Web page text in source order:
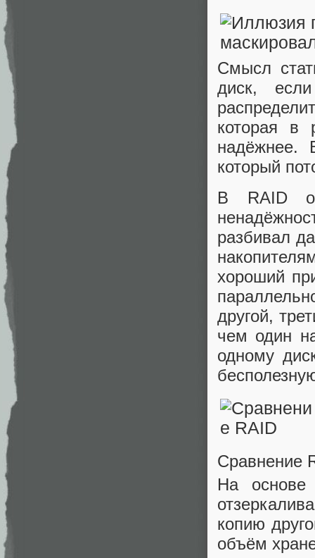
Смысл
диск,
которая в
надёжнее.
который
В RAID
разбивал
хороший
другой,
чем один
одному
Сравнение
На основе
копию
объём